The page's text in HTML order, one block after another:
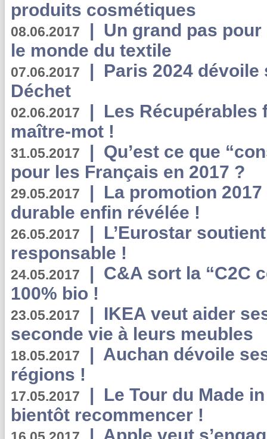
produits cosmétiques
08.06.2017 | Un grand pas
le monde du textile
07.06.2017 | Paris 2024
Déchet
02.06.2017 | Les Récupérables
maître-mot !
31.05.2017 | Qu’est ce que
pour les Français en 2017 ?
29.05.2017 | La promotion
durable enfin révélée !
26.05.2017 | L’Eurostar
responsable !
24.05.2017 | C&A sort la “C2C
100% bio !
23.05.2017 | IKEA veut aider
seconde vie à leurs meubles
18.05.2017 | Auchan dévoile
régions !
17.05.2017 | Le Tour du Made
bientôt recommencer !